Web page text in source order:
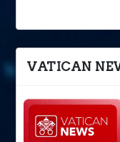
VATICAN